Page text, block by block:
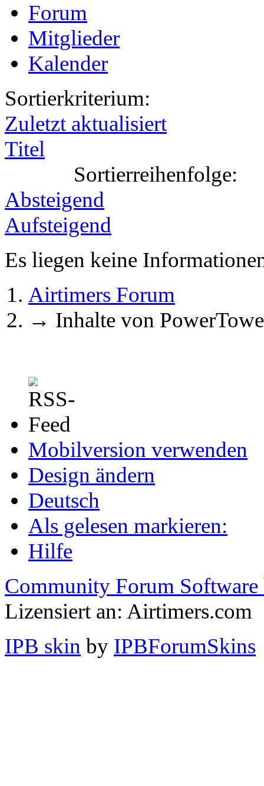
Forum
Mitglieder
Kalender
Sortierkriterium:
Zuletzt aktualisiert
Titel
Sortierreihenfolge:
Absteigend
Aufsteigend
Es liegen keine
Airtimers Forum
→ Inhalte von
Mobilversion verwenden
Design ändern
Deutsch
Als gelesen markieren:
Hilfe
Community Forum Software
Lizensiert an: Airtimers.com
IPB skin by IPBForumSkins